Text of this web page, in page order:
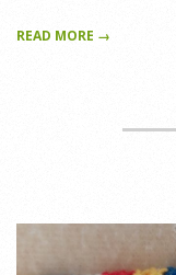
READ MORE →